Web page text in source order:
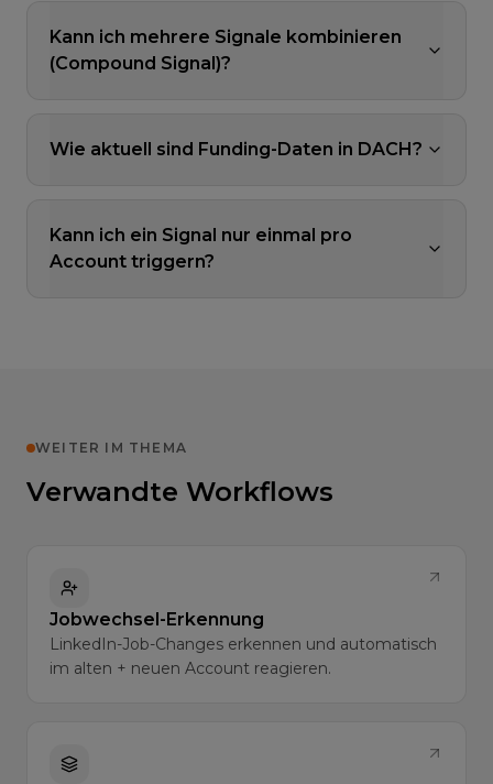
Kann ich mehrere Signale kombinieren
(Compound Signal)?
Wie aktuell sind Funding-Daten in DACH?
Kann ich ein Signal nur einmal pro
Account triggern?
WEITER IM THEMA
Verwandte Workflows
Jobwechsel-Erkennung
LinkedIn-Job-Changes erkennen und automatisch
im alten + neuen Account reagieren.